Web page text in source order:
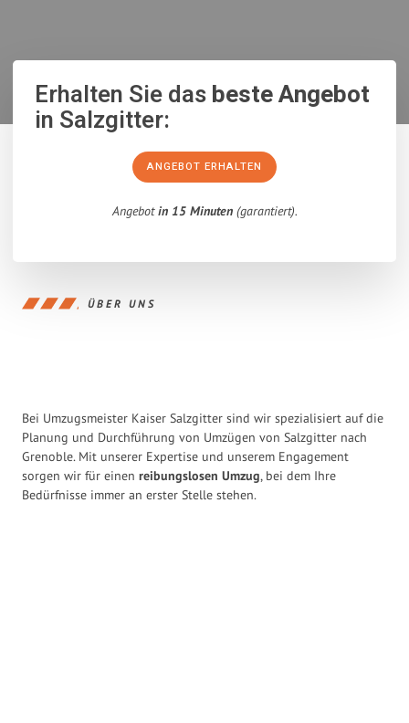
Erhalten Sie dasbeste Angebot
in Salzgitter:
ANGEBOT ERHALTEN
Angebotin 15 Minuten(garantiert).
ÜBER UNS
Bei Umzugsmeister Kaiser Salzgitter sind wir spezialisiert auf die
Planung und Durchführung von Umzügen von Salzgitter nach
Grenoble. Mit unserer Expertise und unserem Engagement
sorgen wir für einen reibungslosen Umzug, bei dem Ihre
Bedürfnisse immer an erster Stelle stehen.